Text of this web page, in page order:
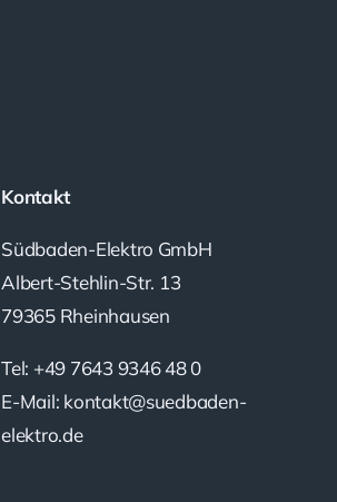
Kontakt
Südbaden-Elektro GmbH
Albert-Stehlin-Str. 13
79365 Rheinhausen
Tel: +49 7643 9346 48 0
E-Mail: kontakt@suedbaden-
elektro.de